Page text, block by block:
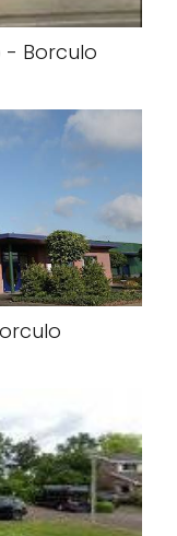
- Borculo